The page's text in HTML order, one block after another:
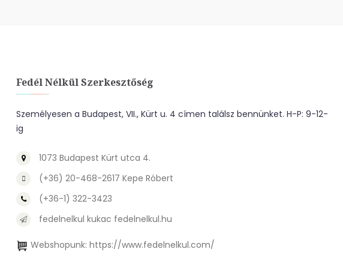
Fedél Nélkül Szerkesztőség
Személyesen a Budapest, VII., Kürt u. 4 címen találsz bennünket. H-P: 9-12-
ig
1073 Budapest Kürt utca 4.
(+36) 20-468-2617 Kepe Róbert
(+36-1) 322-3423
fedelnelkul kukac fedelnelkul.hu
Webshopunk: https://www.fedelnelkul.com/